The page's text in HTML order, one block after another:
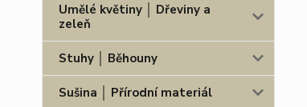
Umělé květiny │ Dřeviny a
zeleň
Stuhy │ Běhouny
Sušina │ Přírodní materiál